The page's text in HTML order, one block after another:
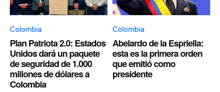
Colombia
Plan Patriota 2.0: Estados
Unidos dará un paquete
de seguridad de 1.000
millones de dólares a
Colombia
Colombia
Abelardo de la Espriella:
esta es la primera orden
que emitió como
presidente